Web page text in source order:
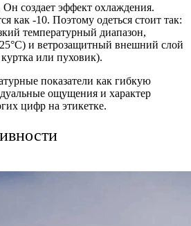
Он создает эффект охлаждения.
как -10. Поэтому одеться стоит так:
температурный диапазон,
и ветрозащитный внешний слой
или пуховик).
показатели как гибкую
ощущения и характер
цифр на этикетке.